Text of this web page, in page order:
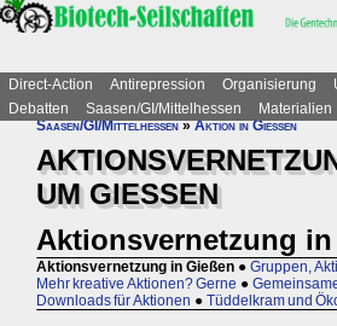
Direct-Action Antirepression Organisierung
Debatten
Saasen/GI/Mittelhessen Materialien
Saasen/GI/Mittelhessen»Aktion in Gießen
UM GIESSEN
Aktionsvernetzung in
Aktionsvernetzung in Gießen ● Gruppen,
Mehr kreative Aktionen? Gerne ●
Downloads für Aktionen ● Tüddelkram und